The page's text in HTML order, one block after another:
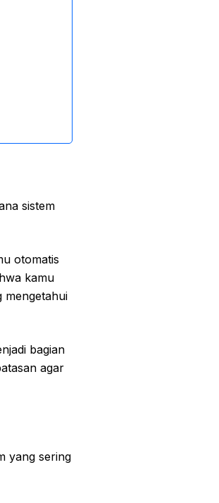
sistem
otomatis
kamu
mengetahui
bagian
agar
yang sering